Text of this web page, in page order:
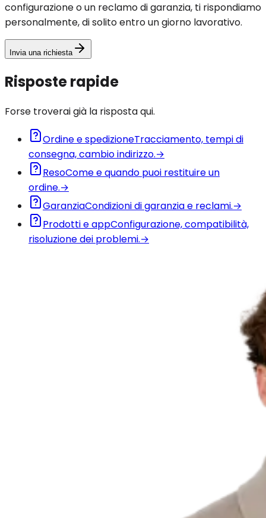
configurazione o un reclamo di garanzia, ti rispondiamo
personalmente, di solito entro un giorno lavorativo.
Invia una richiesta
Risposte rapide
Forse troverai già la risposta qui.
Ordine e spedizioneTracciamento, tempi di
consegna, cambio indirizzo.→
ResoCome e quando puoi restituire un
ordine.→
GaranziaCondizioni di garanzia e reclami.→
Prodotti e appConfigurazione, compatibilità,
risoluzione dei problemi.→